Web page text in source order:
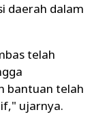
daerah dalam
telah
bantuan telah
ujarnya.